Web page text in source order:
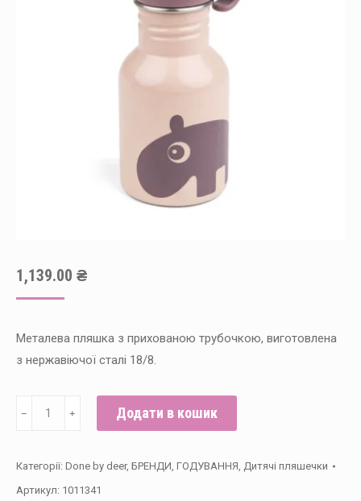
1,139.00 ₴
Металева пляшка з прихованою трубочкою, виготовлена
з нержавіючої сталі 18/8.
Металева
by
deer
﹣ ﹢ Додати в кошик
Категорії: Done by deer, БРЕНДИ, ГОДУВАННЯ, Дитячі пляшечки
Артикул: 1011341